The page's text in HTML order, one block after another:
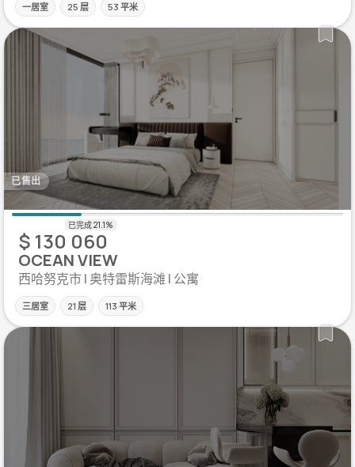
一居室 25 层 53 平米
已售出
$ 130 060
OCEAN VIEW
西哈努克市 | 奥特雷斯海滩 | 公寓
三居室 21 层 113 平米